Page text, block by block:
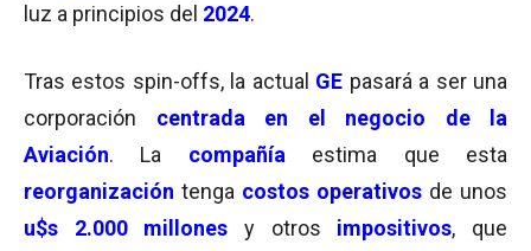
luz a principios del 2024.
Tras estos spin-offs, la actual GE pasará a ser una
corporación centrada en el negocio de la
Aviación. La compañía estima que esta
reorganización tenga costos operativos de unos
u$s 2.000 millones y otros impositivos, que